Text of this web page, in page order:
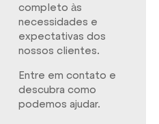
completo às
necessidades e
expectativas dos
nossos clientes.
Entre em contato e
descubra como
podemos ajudar.